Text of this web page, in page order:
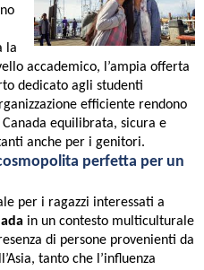
la
accademico, l’ampia offerta
dedicato agli studenti
efficiente rendono
Canada equilibrata, sicura e
anche per i genitori.
perfetta per un
per i ragazzi interessati a
in un contesto multiculturale
di persone provenienti da
tanto che l’influenza